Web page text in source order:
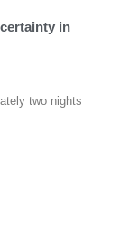
in
two nights